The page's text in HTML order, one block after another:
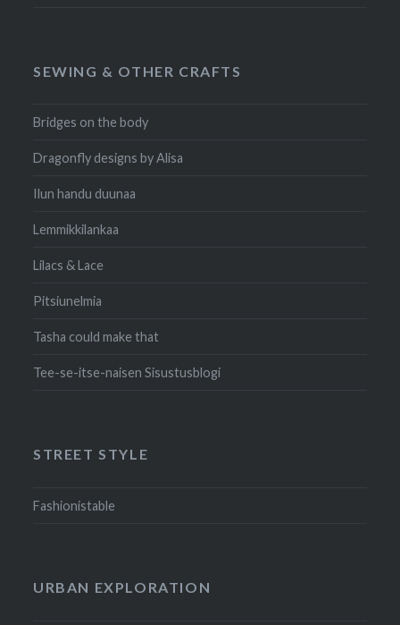
SEWING & OTHER CRAFTS
Bridges on the body
Dragonfly designs by Alisa
Ilun handu duunaa
Lemmikkilankaa
Lilacs & Lace
Pitsiunelmia
Tasha could make that
Tee-se-itse-naisen Sisustusblogi
STREET STYLE
Fashionistable
URBAN EXPLORATION